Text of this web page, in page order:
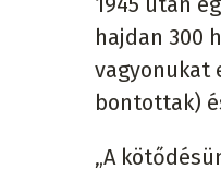
hajdan 300
vagyonukat
bontottak)
„A